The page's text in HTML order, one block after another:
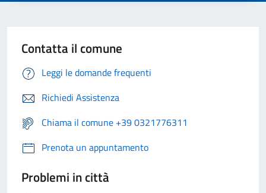
Contatta il comune
Leggi le domande frequenti
Richiedi Assistenza
Chiama il comune +39 0321776311
Prenota un appuntamento
Problemi in città